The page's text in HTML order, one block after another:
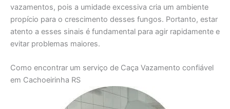
vazamentos, pois a umidade excessiva cria um ambiente
propício para o crescimento desses fungos. Portanto, estar
atento a esses sinais é fundamental para agir rapidamente e
evitar problemas maiores.
Como encontrar um serviço de Caça Vazamento confiável
em Cachoeirinha RS